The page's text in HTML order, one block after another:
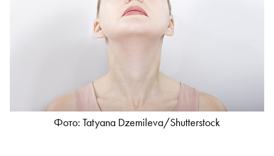
Фото: Tatyana Dzemileva/Shutterstock